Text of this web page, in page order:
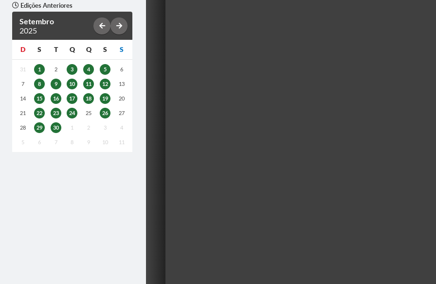
Edições Anteriores
Setembro
2025
D S T Q Q S S
31 1 2 3 4 5 6
7 8 9 10 11 12 13
14 15 16 17 18 19 20
21 22 23 24 25 26 27
28 29 30 1 2 3 4
5 6 7 8 9 10 11